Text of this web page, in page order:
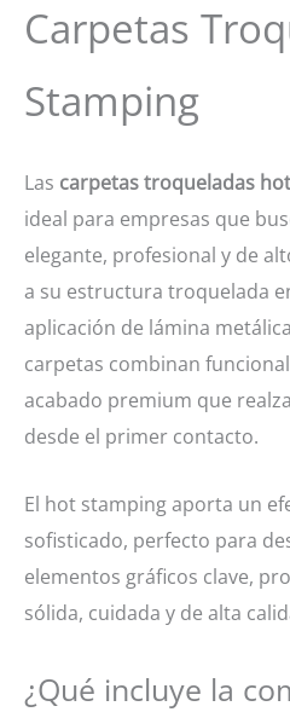
Carpetas
Stamping
Las carpetas troqueladas
ideal para empresas que
elegante, profesional y de
a su estructura troquelada
aplicación de lámina
carpetas combinan
acabado premium que
desde el primer contacto.
El hot stamping aporta un
sofisticado, perfecto para
elementos gráficos clave,
sólida, cuidada y de alta
¿Qué incluye la